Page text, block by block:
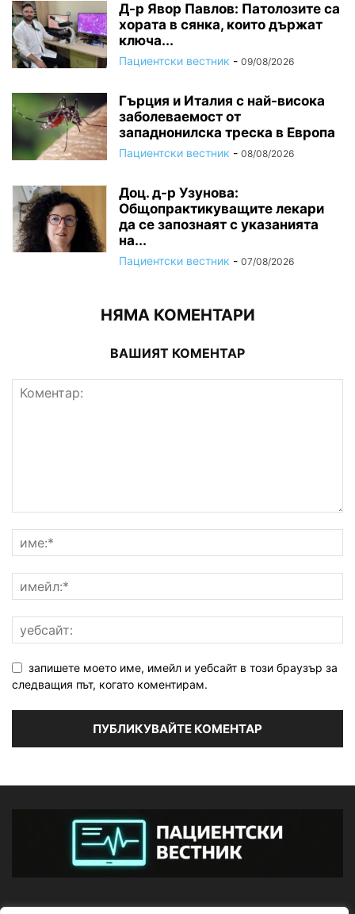
Д-р Явор Павлов: Патолозите са
хората в сянка, които държат
ключа...
Пациентски вестник - 09/08/2026
Гърция и Италия с най-висока
заболеваемост от
западнонилска треска в Европа
Пациентски вестник - 08/08/2026
Доц. д-р Узунова:
Общопрактикуващите лекари
да се запознаят с указанията
на...
Пациентски вестник - 07/08/2026
НЯМА КОМЕНТАРИ
ВАШИЯТ КОМЕНТАР
запишете моето име, имейл и уебсайт в този браузър за
следващия път, когато коментирам.